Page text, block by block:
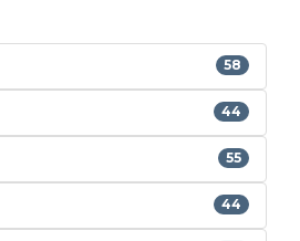
58
44
55
44